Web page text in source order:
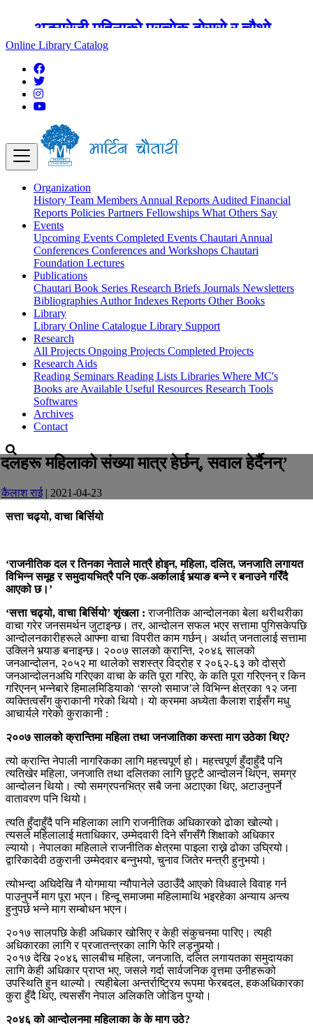
अङ्ग्रेजी महिनाको प्रत्येक दोस्रो र चौथो
शुक्रबार मार्टिन चौतारी र यसको पुस्तकालय
बन्द रहने छ ।
Online Library Catalog
Organization
History Team Members Annual Reports Audited Financial
Reports Policies Partners Fellowships What Others Say
Events
Upcoming Events Completed Events Chautari Annual
Conferences Conferences and Workshops Chautari
Foundation Lectures
Publications
Chautari Book Series Research Briefs Journals Newsletters
Bibliographies Author Indexes Reports Other Books
Library
Library Online Catalogue Library Support
Research
All Projects Ongoing Projects Completed Projects
Research Aids
Reading Seminars Reading Lists Libraries Where MC's
Books are Available Useful Resources Research Tools
Softwares
Archives
Contact
महिलाको संख्या मात्र हेर्छन्, सवाल हेर्दैनन्’
कैलाश राई | 2021-04-23
सत्ता चढ्यो, वाचा बिर्सियो
‘राजनीतिक दल र तिनका नेताले मात्रै होइन, महिला, दलित, जनजाति लगायत
विभिन्न समूह र समुदायभित्रै पनि एक-अर्कालाई भर्‍याङ बन्ने र बनाउने गरिँदै
आएको छ।’
‘सत्ता चढ्यो, वाचा बिर्सियो’ शृंखला : राजनीतिक आन्दोलनका बेला थरीथरीका
वाचा गरेर जनसमर्थन जुटाइन्छ। तर, आन्दोलन सफल भएर सत्तामा पुगिसकेपछि
आन्दोलनकारीहरूले आफ्ना वाचा विपरीत काम गर्छन्। अर्थात् जनतालाई सत्तामा
उक्लिने भर्‍याङ बनाइन्छ। २००७ सालको क्रान्ति, २०४६ सालको
जनआन्दोलन, २०५२ मा थालेको सशस्त्र विद्रोह र २०६२-६३ को दोस्रो
जनआन्दोलनअघि गरिएका वाचा के कति पूरा गरिए, के कति पूरा गरिएनन् र किन
गरिएनन् भन्नेबारे हिमालमिडियाको ‘सग्लो समाज’ले विभिन्न क्षेत्रका १२ जना
व्यक्तित्वसँग कुराकानी गरेको थियो। याे क्रममा अध्येता कैलाश राईसँग मधु
आचार्यले गरेको कुराकानी :
२००७ सालको क्रान्तिमा महिला तथा जनजातिका कस्ता माग उठेका थिए?
त्यो क्रान्ति नेपाली नागरिकका लागि महत्त्वपूर्ण हो। महत्त्वपूर्ण हुँदाहुँदै पनि
त्यतिखेर महिला, जनजाति तथा दलितका लागि छुट्टै आन्दोलन थिएन, समग्र
आन्दोलन थियो। त्यो समग्रपनभित्र सबै जना अटाएका थिए, अटाउनुपर्ने
वातावरण पनि थियो।
त्यति हुँदाहुँदै पनि महिलाका लागि राजनीतिक अधिकारको ढोका खोल्यो।
त्यसले महिलालाई मताधिकार, उम्मेदवारी दिने सँगसँगै शिक्षाको अधिकार
ल्यायो। नेपालका महिलाले राजनीतिक क्षेत्रमा पाइला राख्ने ढोका उघ्रियो।
द्वारिकादेवी ठकुरानी उम्मेदवार बन्नुभयो, चुनाव जितेर मन्त्री हुनुभयो।
त्योभन्दा अघिदेखि नै योगमाया न्यौपानेले उठाउँदै आएको विधवाले विवाह गर्न
पाउनुपर्ने माग पूरा भएन। हिन्दू समाजमा महिलामाथि भइरहेका अन्याय अन्त्य
हुनुपर्छ भन्ने माग सम्बोधन भएन।
२०१७ सालपछि केही अधिकार खोसिए र केही संकुचनमा पारिए। त्यही
अधिकारका लागि र प्रजातन्त्रका लागि फेरि लड्नुपर्‍यो।
२०१७ देखि २०४६ सालबीच महिला, जनजाति, दलित लगायतका समुदायका
लागि केही अधिकार प्राप्त भए, जसले गर्दा सार्वजनिक वृत्तमा उनीहरूको
उपस्थिति हुन थाल्यो। त्यहीबेला अन्तर्राष्ट्रिय रूपमा फेरबदल, हकअधिकारका
कुरा हुँदै थिए, त्यससँग नेपाल अलिकति जोडिन पुग्यो।
२०४६ को आन्दोलनमा महिलाका के के माग उठे?